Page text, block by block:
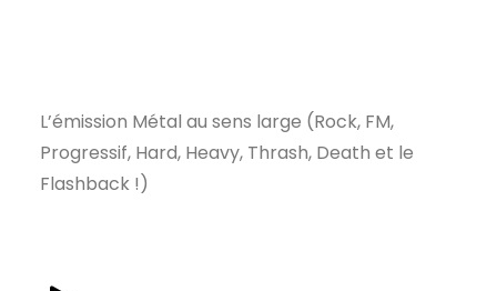
L’émission Métal au sens large (Rock, FM,
Progressif, Hard, Heavy, Thrash, Death et le
Flashback !)